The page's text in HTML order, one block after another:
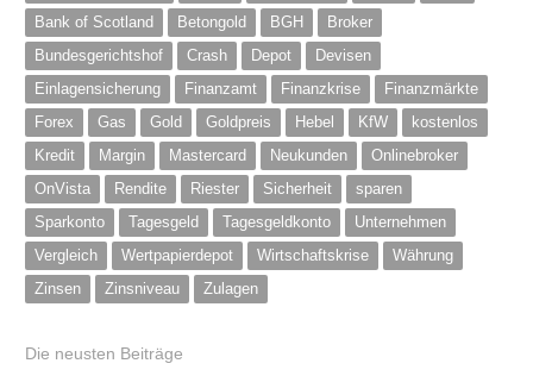
Bank of Scotland
Betongold BGH
Broker
Bundesgerichtshof
Crash Depot
Devisen
Einlagensicherung
Finanzamt Finanzkrise
Finanzmärkte
Forex
Gas Gold Goldpreis Hebel KfW
kostenlos
Kredit
Margin Mastercard Neukunden
Onlinebroker
OnVista
Rendite Riester Sicherheit
sparen
Sparkonto
Tagesgeld Tagesgeldkonto
Unternehmen
Vergleich
Wertpapierdepot Wirtschaftskrise
Währung
Zinsen
Zinsniveau Zulagen
Die neusten Beiträge